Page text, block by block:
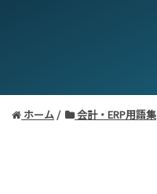
ホーム 会計・ERP用語集